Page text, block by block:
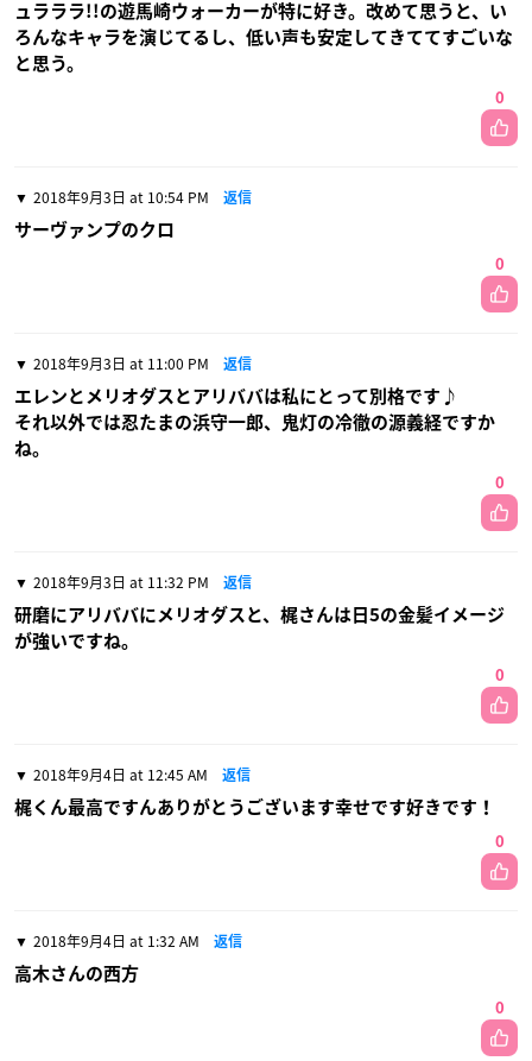
ュラララ!!の遊馬崎ウォーカーが特に好き。改めて思うと、い
ろんなキャラを演じてるし、低い声も安定してきててすごいな
と思う。
0
2018年9月3日 at 10:54 PM 返信
サーヴァンプのクロ
0
2018年9月3日 at 11:00 PM 返信
エレンとメリオダスとアリババは私にとって別格です♪
それ以外では忍たまの浜守一郎、鬼灯の冷徹の源義経ですか
ね。
0
2018年9月3日 at 11:32 PM 返信
研磨にアリババにメリオダスと、梶さんは日5の金髪イメージ
が強いですね。
0
2018年9月4日 at 12:45 AM 返信
梶くん最高ですんありがとうございます幸せです好きです！
0
2018年9月4日 at 1:32 AM 返信
高木さんの西方
0